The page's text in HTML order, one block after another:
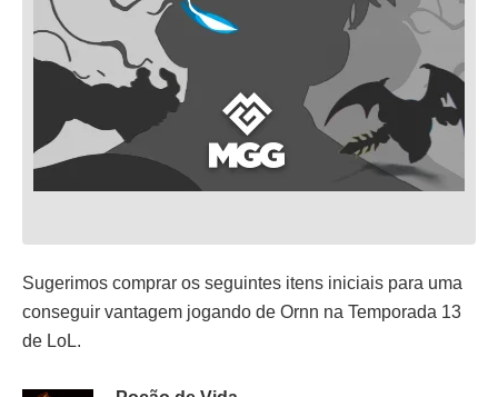
Sugerimos comprar os seguintes itens iniciais para uma
conseguir vantagem jogando de Ornn na Temporada 13
de LoL.